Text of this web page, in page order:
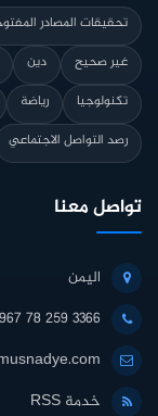
تحقيقات المصادر
غير صحيح
دين
تكنولوجيا
رياضة
رصد التواصل الاجتماعي
تواصل معنا
اليمن
78 259 3366
خدمة RSS